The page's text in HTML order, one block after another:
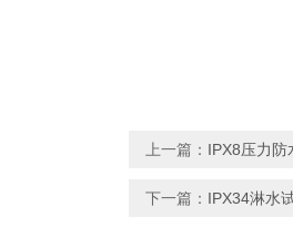
上一篇： IPX8压力
下一篇： IPX34淋水